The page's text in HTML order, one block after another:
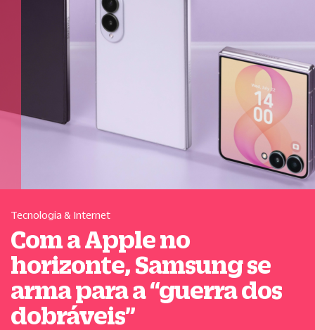
Tecnologia & Internet
Com a Apple no
horizonte, Samsung se
arma para a“guerra dos
dobráveis”